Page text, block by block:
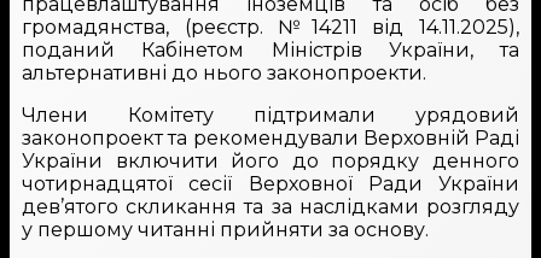
громадянства, (реєстр. №14211 від 14.11.2025),
поданий Кабінетом Міністрів України, та
альтернативні до нього законопроекти.
Члени Комітету підтримали урядовий
законопроект та рекомендували Верховній Раді
України включити його до порядку денного
чотирнадцятої сесії Верховної Ради України
дев’ятого скликання та за наслідками розгляду
у першому читанні прийняти за основу.